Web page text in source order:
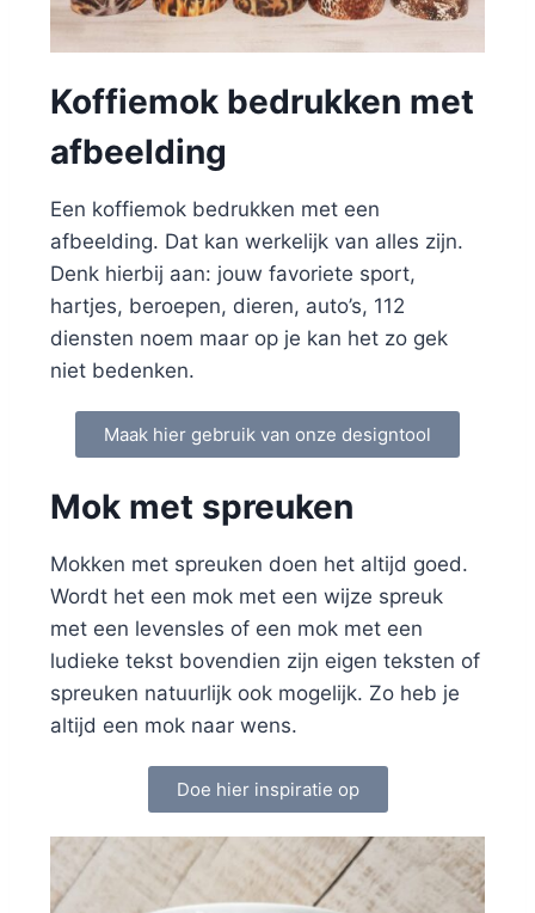
Koffiemok bedrukken met
afbeelding
Een koffiemok bedrukken met een
afbeelding. Dat kan werkelijk van alles zijn.
Denk hierbij aan: jouw favoriete sport,
hartjes, beroepen, dieren, auto’s, 112
diensten noem maar op je kan het zo gek
niet bedenken.
Maak hier gebruik van onze designtool
Mok met spreuken
Mokken met spreuken doen het altijd goed.
Wordt het een mok met een wijze spreuk
met een levensles of een mok met een
ludieke tekst bovendien zijn eigen teksten of
spreuken natuurlijk ook mogelijk. Zo heb je
altijd een mok naar wens.
Doe hier inspiratie op